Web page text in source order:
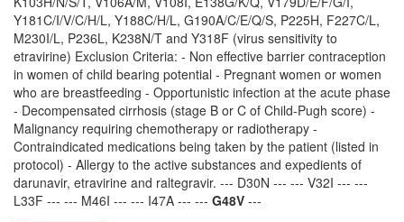
Y181C/I/V/C/H/L, Y188C/H/L, G190A/C/E/Q/S, P225H, F227C/L,
M230I/L, P236L, K238N/T and Y318F (virus sensitivity to
etravirine) Exclusion Criteria: - Non effective barrier contraception
in women of child bearing potential - Pregnant women or women
who are breastfeeding - Opportunistic infection at the acute phase
- Decompensated cirrhosis (stage B or C of Child-Pugh score) -
Malignancy requiring chemotherapy or radiotherapy -
Contraindicated medications being taken by the patient (listed in
protocol) - Allergy to the active substances and expedients of
darunavir, etravirine and raltegravir. --- D30N --- --- V32I --- ---
L33F --- --- M46I --- --- I47A --- --- G48V ---